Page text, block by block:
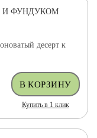
И ФУНДУКОМ
десерт к
Купить в 1 клик